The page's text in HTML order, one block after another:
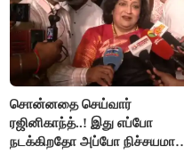
சொன்னதை செய்வார்
ரஜினிகாந்த்..! இது எப்போ
நடக்கிறதோ அப்போ நிச்சயமாக